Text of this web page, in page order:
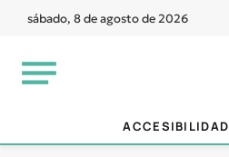
sábado, 8 de agosto de 2026
ACCESIBILIDAD